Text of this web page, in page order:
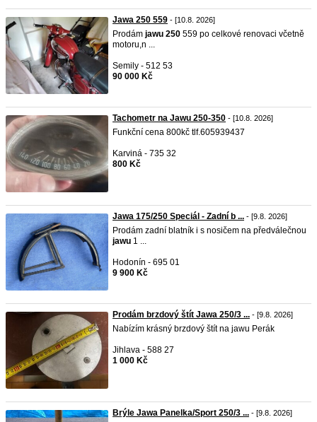
Jawa 250 559 - [10.8. 2026]
Prodám jawu 250 559 po celkové renovaci včetně
motoru,n ...
Semily - 512 53
90 000 Kč
Tachometr na Jawu 250-350 - [10.8. 2026]
Funkční cena 800kč tlf.605939437
Karviná - 735 32
800 Kč
Jawa 175/250 Speciál - Zadní b ... - [9.8. 2026]
Prodám zadní blatník i s nosičem na předválečnou
jawu 1 ...
Hodonín - 695 01
9 900 Kč
Prodám brzdový štít Jawa 250/3 ... - [9.8. 2026]
Nabízím krásný brzdový štít na jawu Perák
Jihlava - 588 27
1 000 Kč
Brýle Jawa Panelka/Sport 250/3 ... - [9.8. 2026]